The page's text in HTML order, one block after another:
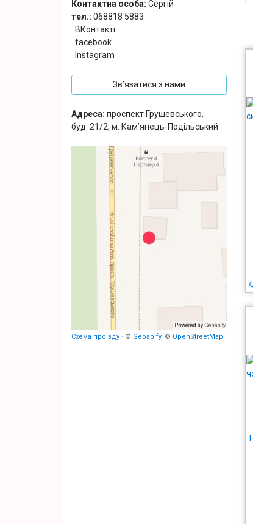
Контактна особа: Сергій
тел.: 068818 5883
ВКонтакті
facebook
Instagram
Зв’язатися з нами
Адреса: проспект Грушевського,
буд. 21/2, м. Кам’янець-Подільський
Схема проїзду · © Geoapify, © OpenStreetMap